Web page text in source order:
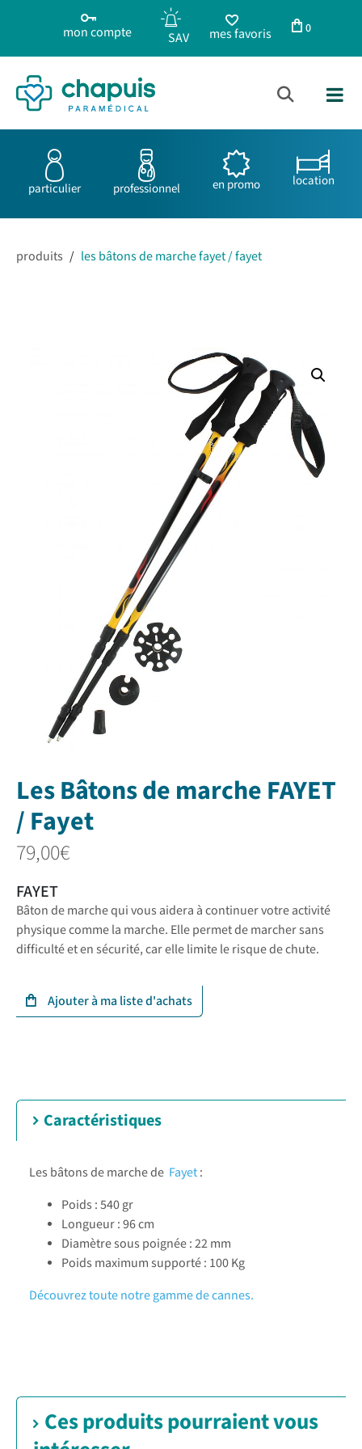
mon compte mes favoris 0
particulier professionnel en promo location
produits / les bâtons de marche fayet / fayet
Les Bâtons de marche FAYET
/ Fayet
79,00€
FAYET
Bâton de marche qui vous aidera à continuer votre activité
physique comme la marche. Elle permet de marcher sans
difficulté et en sécurité, car elle limite le risque de chute.
Caractéristiques
Les bâtons de marche de Fayet:
Poids : 540 gr
Longueur : 96 cm
Diamètre sous poignée : 22 mm
Poids maximum supporté : 100 Kg
Découvrez toute notre gamme de cannes.
Ces produits pourraient vous